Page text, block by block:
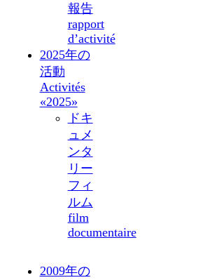
報告
rapport
d’activité
2025年の
活動
Activités
«2025»
ドキ
ュメ
ンタ
リー
フィ
ルム
film
documentaire
2009年の